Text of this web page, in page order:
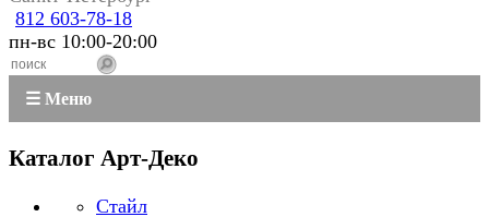
812 603-78-18
пн-вс 10:00-20:00
☰ Меню
Каталог Арт-Деко
Стайл